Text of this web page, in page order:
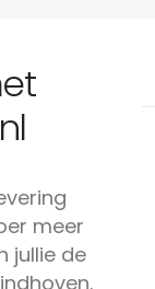
meer
jullie de